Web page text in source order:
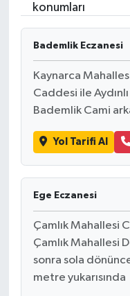
konumları
Bademlik Eczanesi
Kaynarca
Caddesi ile
Bademlik Cami
Yol Tarifi Al
Ege Eczanesi
Çamlık Mahallesi
Çamlık Mahallesi
sonra sola
metre yukarısında